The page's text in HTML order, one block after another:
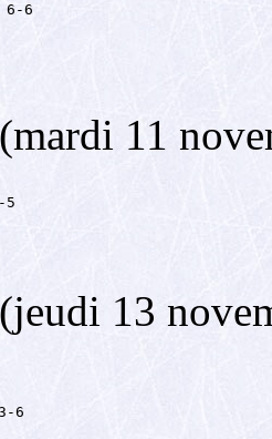
6-6
11
5
13
6